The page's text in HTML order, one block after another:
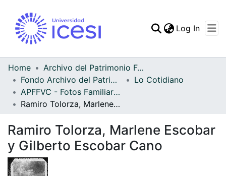
Statistics
Log In
Home
Archivo del Patrimonio Fotográfico y Fílmico del Valle del Cauca
Fondo Archivo del Patrimonio Fotográfico y Fílmico del Valle del Cauca
Lo Cotidiano
APFFVC - Fotos Familiares - Patrimonial
Ramiro Tolorza, Marlene Escobar y Gilberto Escobar Cano
Ramiro Tolorza, Marlene Escobar
y Gilberto Escobar Cano